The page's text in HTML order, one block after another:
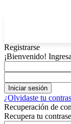
Registrarse
¡Bienvenido!
¿Olvidaste tu
Recuperación de
Recupera tu